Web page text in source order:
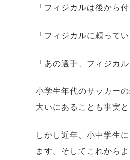
「フィジカルは後から付
「フィジカルに頼って
「あの選手、フィジカ
小学生年代のサッカー
大いにあることも事実と
しかし近年、小中学生
ます。そしてこれから